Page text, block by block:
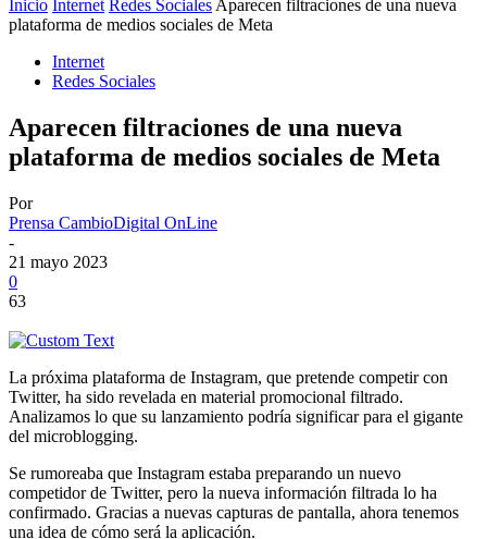
Inicio Internet Redes Sociales Aparecen filtraciones de una nueva
plataforma de medios sociales de Meta
Internet
Redes Sociales
Aparecen filtraciones de una nueva
plataforma de medios sociales de Meta
Por
Prensa CambioDigital OnLine
-
21 mayo 2023
0
63
La próxima plataforma de Instagram, que pretende competir con
Twitter, ha sido revelada en material promocional filtrado.
Analizamos lo que su lanzamiento podría significar para el gigante
del microblogging.
Se rumoreaba que Instagram estaba preparando un nuevo
competidor de Twitter, pero la nueva información filtrada lo ha
confirmado. Gracias a nuevas capturas de pantalla, ahora tenemos
una idea de cómo será la aplicación.